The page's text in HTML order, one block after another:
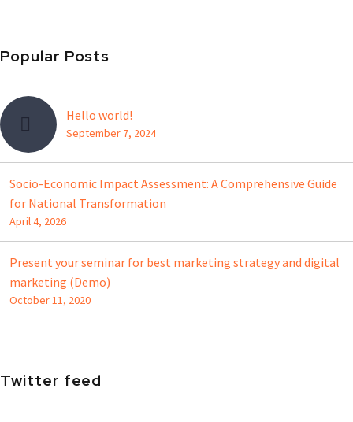
Popular Posts
Hello world!
September 7, 2024
Socio-Economic Impact Assessment: A Comprehensive Guide
for National Transformation
April 4, 2026
Present your seminar for best marketing strategy and digital
marketing (Demo)
October 11, 2020
Twitter feed